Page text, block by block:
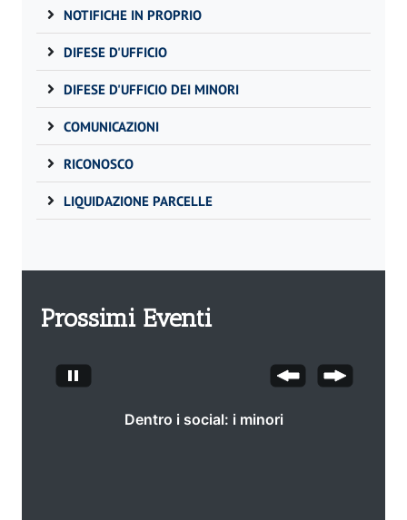
NOTIFICHE IN PROPRIO
DIFESE D'UFFICIO
DIFESE D'UFFICIO DEI MINORI
COMUNICAZIONI
RICONOSCO
LIQUIDAZIONE PARCELLE
Prossimi Eventi
Dentro i social: i minori